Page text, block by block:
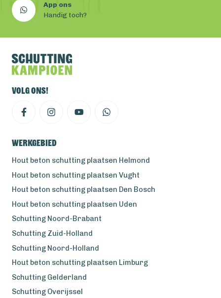
App ons
Handig toch?
Volg ons!
Werkgebied
Hout beton schutting plaatsen Helmond
Hout beton schutting plaatsen Vught
Hout beton schutting plaatsen Den Bosch
Hout beton schutting plaatsen Uden
Schutting Noord-Brabant
Schutting Zuid-Holland
Schutting Noord-Holland
Hout beton schutting plaatsen Limburg
Schutting Gelderland
Schutting Overijssel